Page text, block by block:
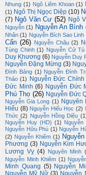
Nhung (1) Ngô Liêm Khoan (1)
(1) Ngô Thị Ngọc Diệp (10)
(7) Ngô Văn Cư (52) Ngô
Nguyễn (1) Nguyễn An Bình
Nhân (1) Nguyễn Bích Sao Linh
Cẩn (26) Nguyễn Châu (2)
Tùng Chinh (1) Nguyễn Cử Tú
Duy Khương (6) Nguyễn Duy
Nguyễn Đặng Mừng (3)
Đình Bảng (1) Nguyễn Đình
Thảo (1) Nguyễn Đức Chính
Đức Minh (6) Nguyễn Đức
Phú Thọ (26) Nguyễn Đức
Nguyễn Gia Long (1) Nguyên
Hiếu (8) Nguyễn Hiếu Học (2)
Thức (2) Nguyễn Hồng Diệu
Nguyễn Huy (HD) (1) Nguyễn
Nguyễn Hữu Phú (1) Nguyễn
(2) Nguyễn Khiêm (1)
Phương (3) Nguyễn Kim
Lương Vỵ (4) Nguyên Minh
Nguyễn Minh Khiêm (1)
Minh Quang (5) Nguyễn